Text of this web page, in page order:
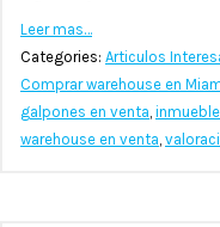
Leer mas…
Categories: Articulos
Comprar warehouse en
galpones en venta,
warehouse en venta,